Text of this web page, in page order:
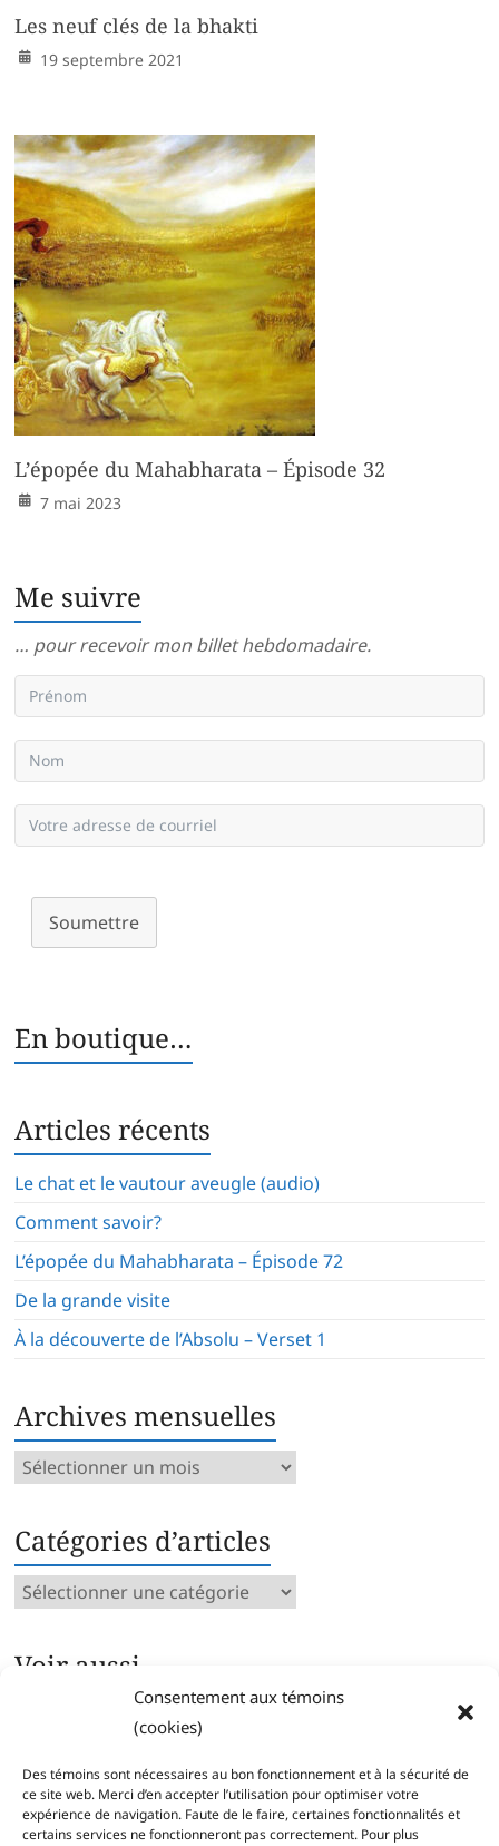
Consentement aux témoins
(cookies)
Des témoins sont nécessaires au bon fonctionnement et à la sécurité de
ce site web. Merci d’en accepter l’utilisation pour optimiser votre
expérience de navigation. Faute de le faire, certaines fonctionnalités et
certains services ne fonctionneront pas correctement. Pour plus
Les neuf clés de la bhakti
19 septembre 2021
L’épopée du Mahabharata – Épisode 32
7 mai 2023
Me suivre
… pour recevoir mon billet hebdomadaire.
Soumettre
En boutique…
Articles récents
Le chat et le vautour aveugle (audio)
Comment savoir?
L’épopée du Mahabharata – Épisode 72
De la grande visite
À la découverte de l’Absolu – Verset 1
Archives mensuelles
Archives
Catégories d’articles
Catégories
Voir aussi…
Archives intégrales
Articles parus par catégorie
Index des mots clés
Séries